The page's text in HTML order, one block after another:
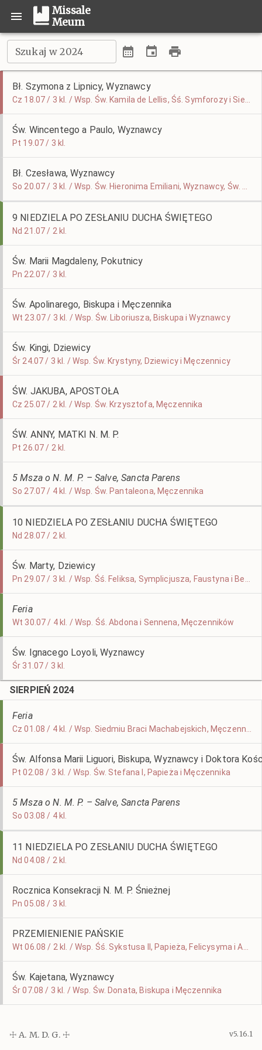
Missale
Meum
Szukaj w 2024
Bł. Szymona z Lipnicy, Wyznawcy
Św. Wincentego a Paulo, Wyznawcy
Pt 19.07 / 3 kl.
Bł. Czesława, Wyznawcy
9 NIEDZIELA PO ZESŁANIU DUCHA ŚWIĘTEGO
Nd 21.07 / 2 kl.
Św. Marii Magdaleny, Pokutnicy
Pn 22.07 / 3 kl.
Św. Apolinarego, Biskupa i Męczennika
Wt 23.07 / 3 kl. / Wsp. Św. Liboriusza, Biskupa i Wyznawcy
Św. Kingi, Dziewicy
Śr 24.07 / 3 kl. / Wsp. Św. Krystyny, Dziewicy i Męczennicy
ŚW. JAKUBA, APOSTOŁA
Cz 25.07 / 2 kl. / Wsp. Św. Krzysztofa, Męczennika
ŚW. ANNY, MATKI N. M. P.
Pt 26.07 / 2 kl.
5 Msza o N. M. P. – Salve, Sancta Parens
So 27.07 / 4 kl. / Wsp. Św. Pantaleona, Męczennika
10 NIEDZIELA PO ZESŁANIU DUCHA ŚWIĘTEGO
Nd 28.07 / 2 kl.
Św. Marty, Dziewicy
Feria
Wt 30.07 / 4 kl. / Wsp. Śś. Abdona i Sennena, Męczenników
Św. Ignacego Loyoli, Wyznawcy
Śr 31.07 / 3 kl.
SIERPIEŃ 2024
Feria
Św. Alfonsa Marii Liguori, Biskupa, Wyznawcy i Doktora
Pt 02.08 / 3 kl. / Wsp. Św. Stefana I, Papieża i Męczennika
5 Msza o N. M. P. – Salve, Sancta Parens
So 03.08 / 4 kl.
11 NIEDZIELA PO ZESŁANIU DUCHA ŚWIĘTEGO
Nd 04.08 / 2 kl.
Rocznica Konsekracji N. M. P. Śnieżnej
Pn 05.08 / 3 kl.
PRZEMIENIENIE PAŃSKIE
Św. Kajetana, Wyznawcy
Śr 07.08 / 3 kl. / Wsp. Św. Donata, Biskupa i Męczennika
☩ A. M. D. G. ☩ v5.16.1